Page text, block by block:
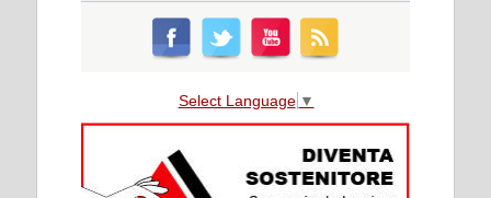
Select Language ▼